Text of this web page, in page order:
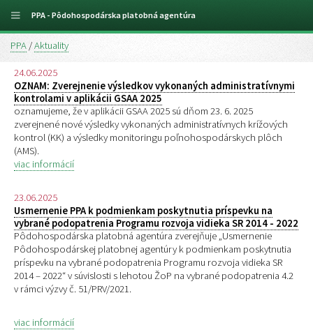
PPA /Aktuality
24.06.2025
OZNAM: Zverejnenie výsledkov vykonaných administratívnymi
kontrolami v aplikácii GSAA 2025
oznamujeme, že v aplikácii GSAA 2025 sú dňom 23. 6. 2025
zverejnené nové výsledky vykonaných administratívnych krížových
kontrol (KK) a výsledky monitoringu poľnohospodárskych plôch
(AMS).
viac informácií
23.06.2025
Usmernenie PPA k podmienkam poskytnutia príspevku na
vybrané podopatrenia Programu rozvoja vidieka SR 2014 - 2022
Pôdohospodárska platobná agentúra zverejňuje „Usmernenie
Pôdohospodárskej platobnej agentúry k podmienkam poskytnutia
príspevku na vybrané podopatrenia Programu rozvoja vidieka SR
2014 – 2022“ v súvislosti s lehotou ŽoP na vybrané podopatrenia 4.2
v rámci výzvy č. 51/PRV/2021.
viac informácií
PPA - Pôdohospodárska platobná agentúra